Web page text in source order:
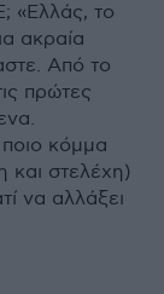
«Ελλάς, το
ακραία
Από το
πρώτες
κόμμα
και στελέχη)
να αλλάξει